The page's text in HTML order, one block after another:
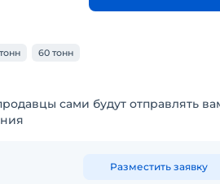
60 тонн
сами будут отправлять
Разместить заявку